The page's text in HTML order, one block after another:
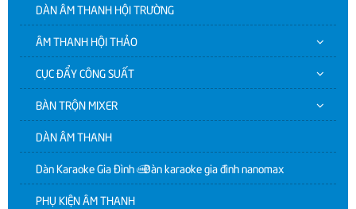
DÀN ÂM THANH HỘI TRƯỜNG
ÂM THANH HỘI THẢO
CỤC ĐẨY CÔNG SUẤT
BÀN TRỘN MIXER
DÀN ÂM THANH
Dàn Karaoke Gia Đình | Dàn karaoke gia đình nanomax
PHỤ KIỆN ÂM THANH